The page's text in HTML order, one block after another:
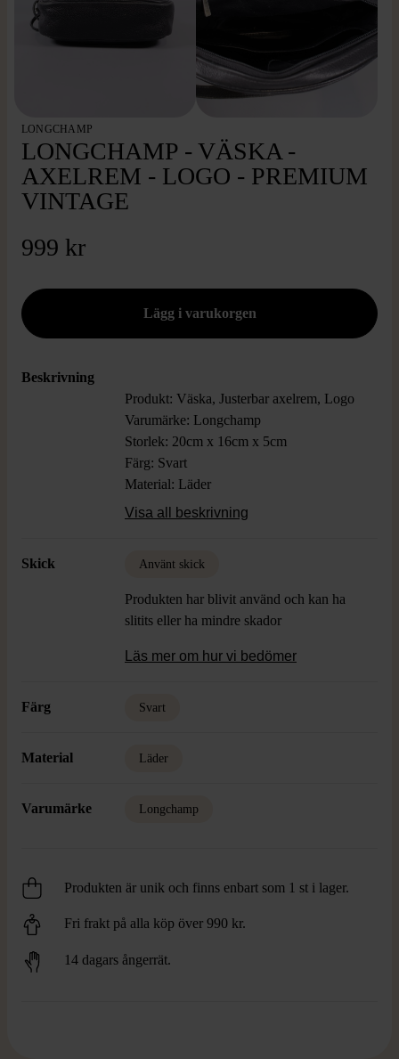
LONGCHAMP
LONGCHAMP - VÄSKA -
AXELREM - LOGO - PREMIUM
VINTAGE
999 kr
Beskrivning
Produkt: Väska, Justerbar axelrem, Logo
Varumärke: Longchamp
Storlek: 20cm x 16cm x 5cm
Färg: Svart
Material: Läder
Skick: Gott Skick
Visa all beskrivning
Skick Använt skick
Produkten har blivit använd och kan ha
slitits eller ha mindre skador
Läs mer om hur vi bedömer
Färg Svart
Material Läder
Varumärke Longchamp
Produkten är unik och finns enbart som 1 st i lager.
Fri frakt på alla köp över 990 kr.
14 dagars ångerrät.